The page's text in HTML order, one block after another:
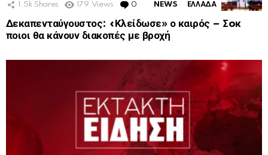
1.5k Shares 179 Views 0 Comments
NEWS ΕΛΛΑΔΑ
Δεκαπενταύγουστος: «Κλείδωσε» ο καιρός – Σoκ
ποιοι θα κάνουν διακοπές με βροχή